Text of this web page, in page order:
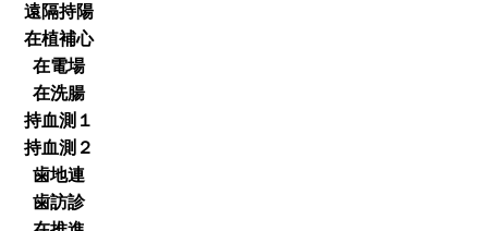
遠隔持陽
在植補心
在電場
在洗腸
持血測１
持血測２
歯地連
歯訪診